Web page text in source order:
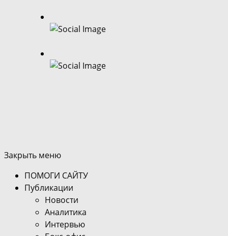
Закрыть меню
ПОМОГИ САЙТУ
Публикации
Новости
Аналитика
Интервью